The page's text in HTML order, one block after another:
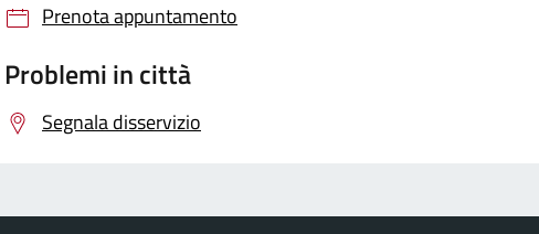
Prenota appuntamento
Problemi in città
Segnala disservizio